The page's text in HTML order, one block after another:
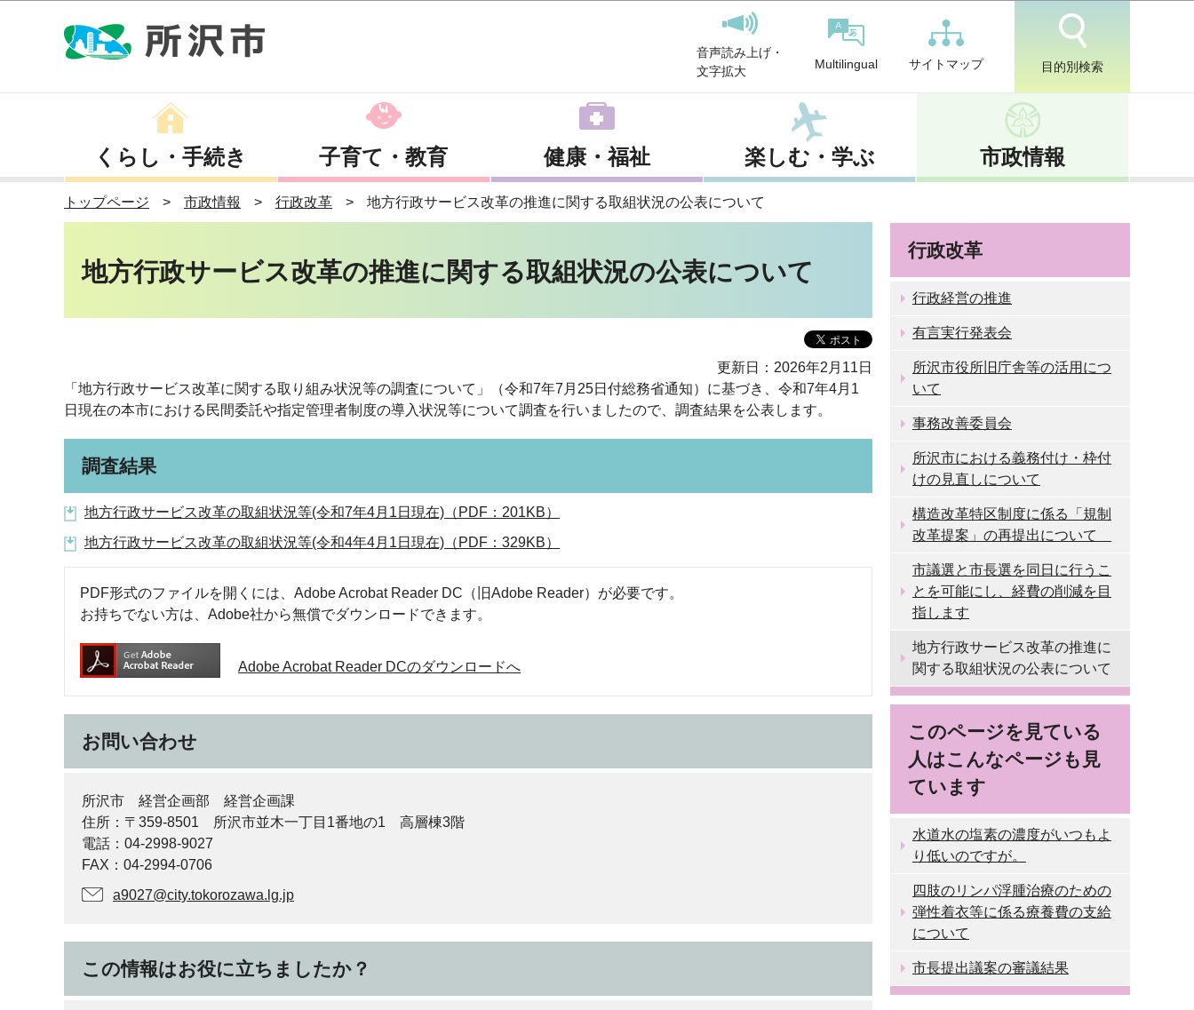
音声読み上げ・
文字拡大
Multilingual サイトマップ 目的別検索
くらし・手続き 子育て・教育 健康・福祉 楽しむ・学ぶ 市政情報
トップページ 市政情報 行政改革 地方行政サービス改革の推進に関する取組状況の公表について
地方行政サービス改革の推進に関する取組状況の公表について
更新日：2026年2月11日
「地方行政サービス改革に関する取り組み状況等の調査について」（令和7年7月25日付総務省通知）に基づき、令和7年4月1
日現在の本市における民間委託や指定管理者制度の導入状況等について調査を行いましたので、調査結果を公表します。
調査結果
地方行政サービス改革の取組状況等(令和7年4月1日現在)（PDF：201KB）
地方行政サービス改革の取組状況等(令和4年4月1日現在)（PDF：329KB）
PDF形式のファイルを開くには、Adobe Acrobat Reader DC（旧Adobe Reader）が必要です。
お持ちでない方は、Adobe社から無償でダウンロードできます。
Adobe Acrobat Reader DCのダウンロードへ
お問い合わせ
所沢市 経営企画部 経営企画課
住所：〒359-8501 所沢市並木一丁目1番地の1 高層棟3階
電話：04-2998-9027
FAX：04-2994-0706
a9027@city.tokorozawa.lg.jp
この情報はお役に立ちましたか？
行政改革
行政経営の推進
有言実行発表会
所沢市役所旧庁舎等の活用につ
いて
事務改善委員会
所沢市における義務付け・枠付
けの見直しについて
構造改革特区制度に係る「規制
改革提案」の再提出について
市議選と市長選を同日に行うこ
とを可能にし、経費の削減を目
指します
地方行政サービス改革の推進に
関する取組状況の公表について
このページを見ている
人はこんなページも見
ています
水道水の塩素の濃度がいつもよ
り低いのですが。
四肢のリンパ浮腫治療のための
弾性着衣等に係る療養費の支給
について
市長提出議案の審議結果